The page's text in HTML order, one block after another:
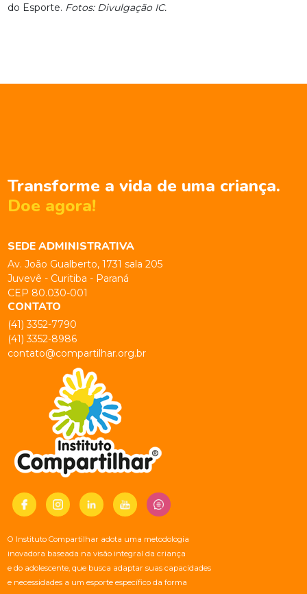
do Esporte. Fotos: Divulgação IC.
Transforme a vida de uma criança.
Doe agora!
SEDE ADMINISTRATIVA
Av. João Gualberto, 1731 sala 205
Juvevê - Curitiba - Paraná
CEP 80.030-001
CONTATO
(41) 3352-7790
(41) 3352-8986
contato@compartilhar.org.br
O Instituto Compartilhar adota uma metodologia
inovadora baseada na visão integral da criança
e do adolescente, que busca adaptar suas capacidades
e necessidades a um esporte específico da forma